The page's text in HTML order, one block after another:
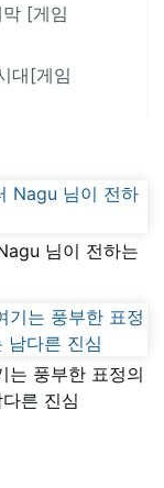
막 [게임
대[게임
님이 전하는
는 풍부한 표정의
른 진심